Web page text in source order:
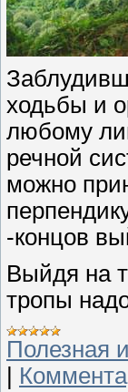
ходьбы и
любому
речной
можно
-концов
Выйдя на
тропы
Полезная
|